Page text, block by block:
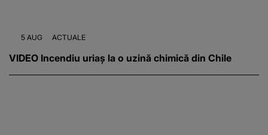
5 AUG ACTUALE
VIDEO Incendiu uriaș la o uzină chimică din Chile